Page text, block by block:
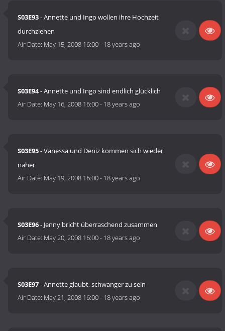
S03E93- Annette und Ingo wollen ihre Hochzeit
durchziehen
Air Date: May 15, 2008 16:00- 18 years ago
S03E94- Annette und Ingo sind endlich glücklich
Air Date: May 16, 2008 16:00- 18 years ago
S03E95- Vanessa und Deniz kommen sich wieder
näher
Air Date: May 19, 2008 16:00- 18 years ago
S03E96- Jenny bricht überraschend zusammen
Air Date: May 20, 2008 16:00- 18 years ago
S03E97- Annette glaubt, schwanger zu sein
Air Date: May 21, 2008 16:00- 18 years ago